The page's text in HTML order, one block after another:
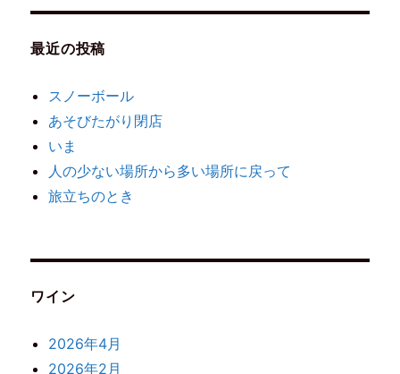
最近の投稿
スノーボール
あそびたがり閉店
いま
人の少ない場所から多い場所に戻って
旅立ちのとき
ワイン
2026年4月
2026年2月